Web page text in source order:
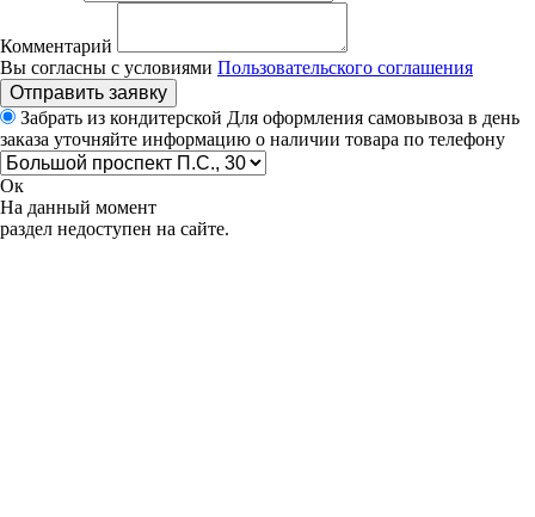
Комментарий
Вы согласны с условиями Пользовательского соглашения
Отправить заявку
Забрать из кондитерской Для оформления самовывоза в день
заказа уточняйте информацию о наличии товара по телефону
Ок
На данный момент
раздел недоступен на сайте.